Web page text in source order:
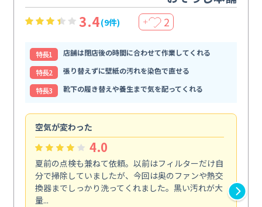
3.4(9件) ＋ 2
特⻑1
店舗は閉店後の時間に合わせて作業してくれる
特⻑2
張り替えずに壁紙の汚れを染色で直せる
特⻑3
靴下の履き替えや養生まで気を配ってくれる
空気が変わった
4.0
夏前の点検も兼ねて依頼。以前はフィルターだけ自
分で掃除していましたが、今回は奥のファンや熱交
換器までしっかり洗ってくれました。黒い汚れが大
量...